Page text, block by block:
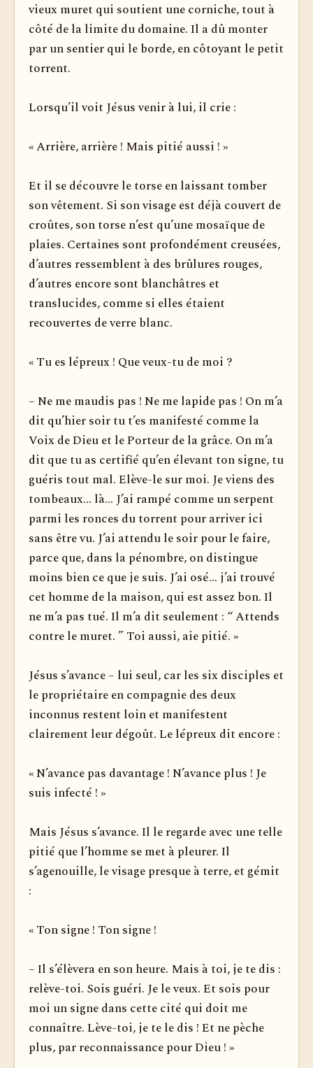
vieux muret qui soutient une corniche, tout à
côté de la limite du domaine. Il a dû monter
par un sentier qui le borde, en côtoyant le petit
torrent.
Lorsqu’il voit Jésus venir à lui, il crie :
« Arrière, arrière ! Mais pitié aussi ! »
Et il se découvre le torse en laissant tomber
son vêtement. Si son visage est déjà couvert de
croûtes, son torse n’est qu’une mosaïque de
plaies. Certaines sont profondément creusées,
d’autres ressemblent à des brûlures rouges,
d’autres encore sont blanchâtres et
translucides, comme si elles étaient
recouvertes de verre blanc.
« Tu es lépreux ! Que veux-tu de moi ?
– Ne me maudis pas ! Ne me lapide pas ! On m’a
dit qu’hier soir tu t’es manifesté comme la
Voix de Dieu et le Porteur de la grâce. On m’a
dit que tu as certifié qu’en élevant ton signe, tu
guéris tout mal. Elève-le sur moi. Je viens des
tombeaux... là... J’ai rampé comme un serpent
parmi les ronces du torrent pour arriver ici
sans être vu. J’ai attendu le soir pour le faire,
parce que, dans la pénombre, on distingue
moins bien ce que je suis. J’ai osé... j’ai trouvé
cet homme de la maison, qui est assez bon. Il
ne m’a pas tué. Il m’a dit seulement : “ Attends
contre le muret. ” Toi aussi, aie pitié. »
Jésus s’avance – lui seul, car les six disciples et
le propriétaire en compagnie des deux
inconnus restent loin et manifestent
clairement leur dégoût. Le lépreux dit encore :
« N’avance pas davantage ! N’avance plus ! Je
suis infecté ! »
Mais Jésus s’avance. Il le regarde avec une telle
pitié que l’homme se met à pleurer. Il
s’agenouille, le visage presque à terre, et gémit
:
« Ton signe ! Ton signe !
– Il s’élèvera en son heure. Mais à toi, je te dis :
relève-toi. Sois guéri. Je le veux. Et sois pour
moi un signe dans cette cité qui doit me
connaître. Lève-toi, je te le dis ! Et ne pèche
plus, par reconnaissance pour Dieu ! »